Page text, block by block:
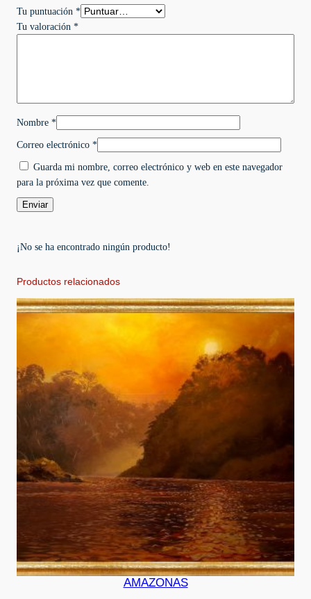
e
d
a
d
a
d
Tu puntuación *
Tu valoración *
Nombre *
Correo electrónico *
Guarda mi nombre, correo electrónico y web en este navegador
para la próxima vez que comente.
¡No se ha encontrado ningún producto!
Productos relacionados
AMAZONAS